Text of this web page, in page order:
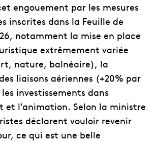
engouement par les mesures
inscrites dans la Feuille de
notamment la mise en place
extrêmement variée
nature, balnéaire), la
liaisons aériennes (+20% par
investissements dans
et l’animation. Selon la ministre
déclarent vouloir revenir
ce qui est une belle